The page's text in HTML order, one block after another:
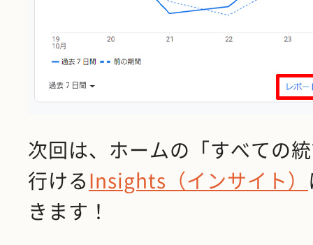
次回は、ホームの「すべての
行けるInsights（インサイト）
きます！